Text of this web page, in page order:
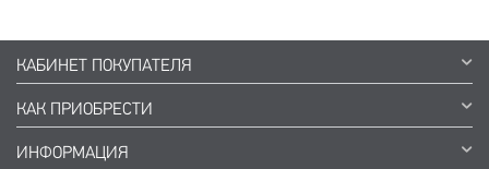
КАБИНЕТ ПОКУПАТЕЛЯ
КАК ПРИОБРЕСТИ
ИНФОРМАЦИЯ